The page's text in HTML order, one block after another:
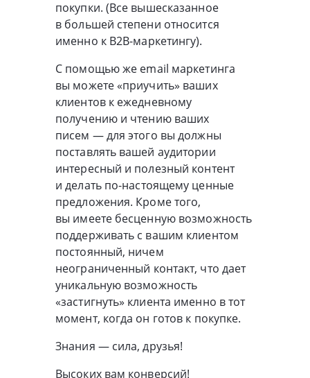
покупки. (Все вышесказанное
в большей степени относится
именно к B2B-маркетингу).
С помощью же email маркетинга
вы можете «приучить» ваших
клиентов к ежедневному
получению и чтению ваших
писем — для этого вы должны
поставлять вашей аудитории
интересный и полезный контент
и делать по-настоящему ценные
предложения. Кроме того,
вы имеете бесценную возможность
поддерживать с вашим клиентом
постоянный, ничем
неограниченный контакт, что дает
уникальную возможность
«застигнуть» клиента именно в тот
момент, когда он готов к покупке.
Знания — сила, друзья!
Высоких вам конверсий!